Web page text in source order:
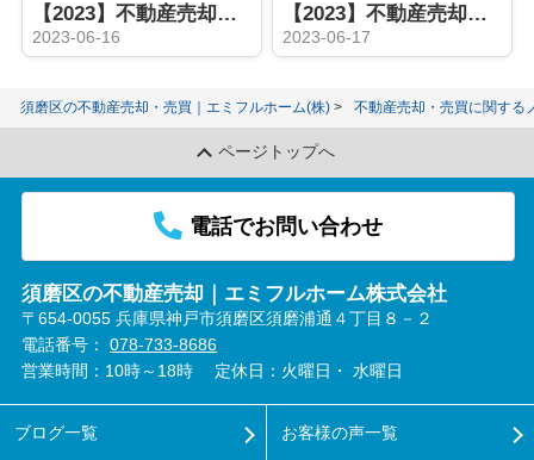
【2023】不動産売却の流れにある媒介契約とは？売却活動の内容や期間をご紹介
2023-06-16
【2023】不動産売却には税金がかかる？種類や節税する方法についてご紹介
2023-06-17
須磨区の不動産売却・売買｜エミフルホーム(株) 不動産売却・売買に関する
ページトップへ
電話でお問い合わせ
須磨区の不動産売却｜エミフルホーム株式会社
〒654-0055 兵庫県神戸市須磨区須磨浦通４丁目８－２
電話番号： 078-733-8686
営業時間：10時～18時
定休日：火曜日・ 水曜日
ブログ一覧 お客様の声一覧